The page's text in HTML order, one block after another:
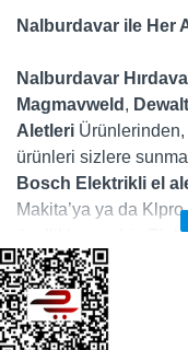
Nalburdavar ile Her
Nalburdavar
Magmavweld , Dewalt
Aletleri
ürünleri sizlere
Bosch Elektrikli el
Makita’ya ya da
özelliklere sahip
makinalarını, evdeki
ev aletlerini ve
Makinaları ister
online satış sitesinde